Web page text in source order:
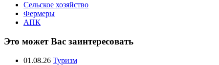
Сельское хозяйство
Фермеры
АПК
Это может Вас заинтересовать
01.08.26 Туризм